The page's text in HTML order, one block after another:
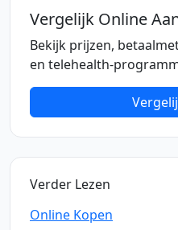
Vergelijk Online
Bekijk prijzen,
en telehealth-
Verder Lezen
Online Kopen